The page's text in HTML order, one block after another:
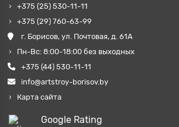
+375 (25) 530-11-11
+375 (29) 760-63-99
г. Борисов, ул. Почтовая, д. 61А
Пн-Вс: 8:00-18:00 без выходных
+375 (44) 530-11-11
info@artstroy-borisov.by
Карта сайта
Google Rating